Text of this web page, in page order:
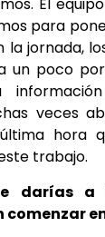
El
para
jornada,
un poco
veces
hora
trabajo.
darías a